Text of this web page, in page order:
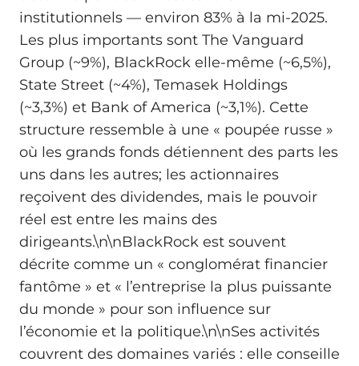
institutionnels — environ 83% à la mi-2025.
Les plus importants sont The Vanguard
Group (~9%), BlackRock elle-même (~6,5%),
State Street (~4%), Temasek Holdings
(~3,3%) et Bank of America (~3,1%). Cette
structure ressemble à une « poupée russe »
où les grands fonds détiennent des parts les
uns dans les autres; les actionnaires
reçoivent des dividendes, mais le pouvoir
réel est entre les mains des
dirigeants.\n\nBlackRock est souvent
décrite comme un « conglomérat financier
fantôme » et « l’entreprise la plus puissante
du monde » pour son influence sur
l’économie et la politique.\n\nSes activités
couvrent des domaines variés : elle conseille